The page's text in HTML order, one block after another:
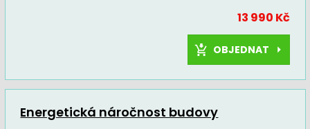
13 990 Kč
OBJEDNAT
Energetická náročnost budovy